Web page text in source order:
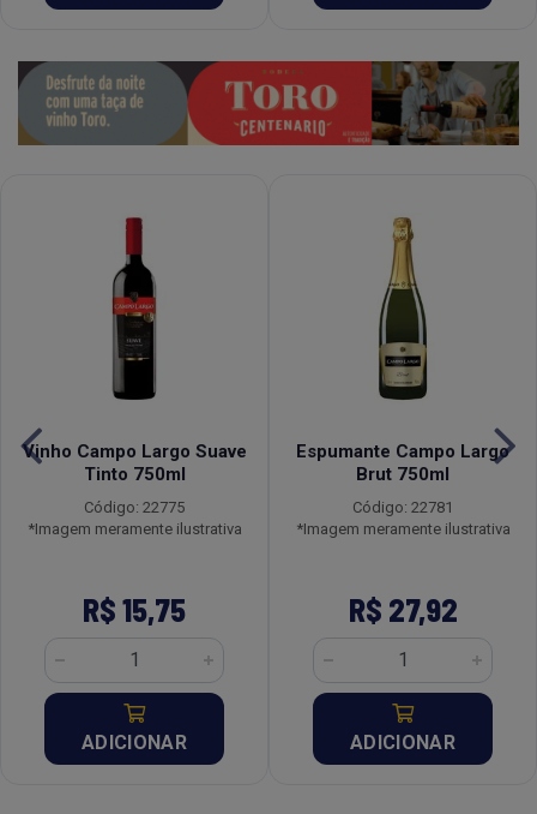
Vinho Campo Largo Suave
Tinto 750ml
Código: 22775
*Imagem meramente ilustrativa
R$ 15,75
ADICIONAR
Espumante Campo Largo
Brut 750ml
Código: 22781
*Imagem meramente ilustrativa
R$ 27,92
ADICIONAR